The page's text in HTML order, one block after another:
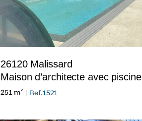
26120 Malissard
Maison d’architecte avec piscine
251 m² | Ref.1521